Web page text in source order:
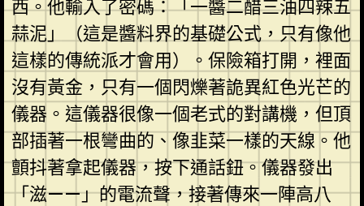
西。他輸入了密碼：「一醬二醋三油四辣五
蒜泥」（這是醬料界的基礎公式，只有像他
這樣的傳統派才會用）。保險箱打開，裡面
沒有黃金，只有一個閃爍著詭異紅色光芒的
儀器。這儀器很像一個老式的對講機，但頂
部插著一根彎曲的、像韭菜一樣的天線。他
顫抖著拿起儀器，按下通話鈕。儀器發出
「滋——」的電流聲，接著傳來一陣高八